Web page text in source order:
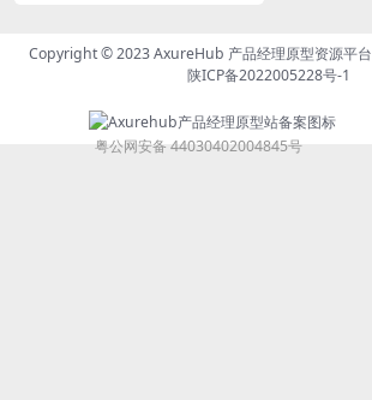
Copyright © 2023AxureHub 产品经理原型资源平台
陕ICP备2022005228号-1
粤公网安备 44030402004845号